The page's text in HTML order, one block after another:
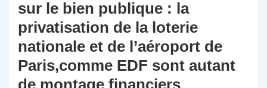
sur le bien publique : la
privatisation de la loterie
nationale et de l’aéroport de
Paris,comme EDF sont autant